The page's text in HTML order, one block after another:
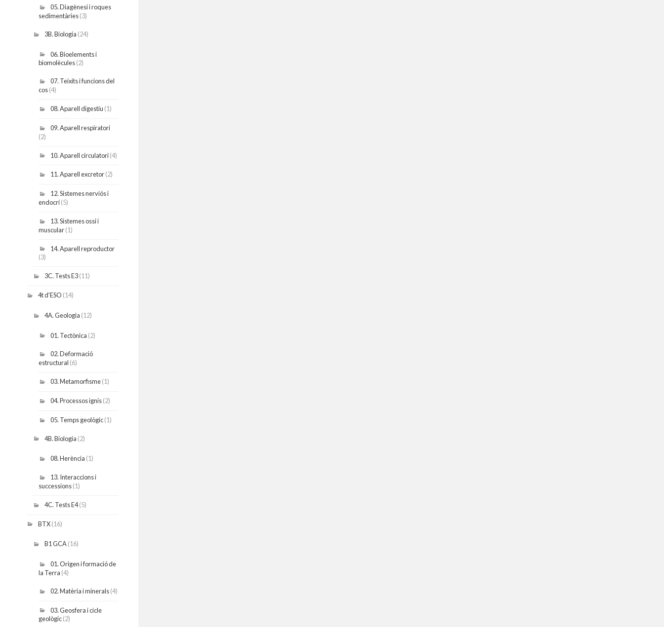
05. Diagènesi i roques
sedimentàries(3)
3B. Biologia (24)
06. Bioelements i
biomolècules(2)
07. Teixits i funcions del
cos(4)
08. Aparell digestiu (1)
09. Aparell respiratori
(2)
10. Aparell circulatori(4)
11. Aparell excretor(2)
12. Sistemes nerviós i
endocrí(5)
13. Sistemes ossi i
muscular(1)
14. Aparell reproductor
(3)
3C. Tests E3(11)
4t d'ESO (14)
4A. Geologia (12)
01. Tectònica (2)
02. Deformació
estructural (6)
03. Metamorfisme(1)
04. Processos ignis(2)
05. Temps geològic(1)
4B. Biologia (2)
08. Herència (1)
13. Interaccions i
successions(1)
4C. Tests E4(5)
BTX(16)
B1 GCA(16)
01. Origen i formació de
la Terra (4)
02. Matèria i minerals(4)
03. Geosfera i cicle
geològic(2)